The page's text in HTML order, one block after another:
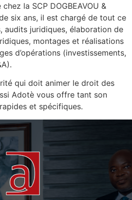
la SCP DOGBEAVOU &
six ans, il est chargé de tout ce
audits juridiques, élaboration de
montages et réalisations
d’opérations (investissements,
qui doit animer le droit des
Adotè vous offre tant son
et spécifiques.